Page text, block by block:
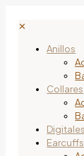
✕
Anillos
Collares
Digitales
Earcuffs